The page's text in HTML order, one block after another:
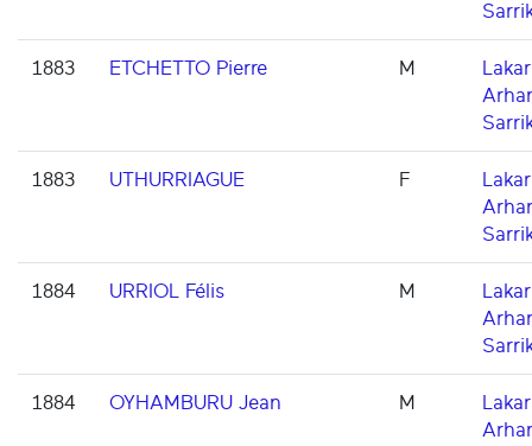
1883 ETCHETTO Pierre M
1883 UTHURRIAGUE F
1884 URRIOL Félis M
1884 OYHAMBURU Jean M